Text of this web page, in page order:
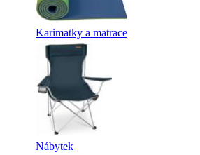
Karimatky a matrace
Nábytek